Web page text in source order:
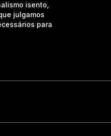
isento,
julgamos
para